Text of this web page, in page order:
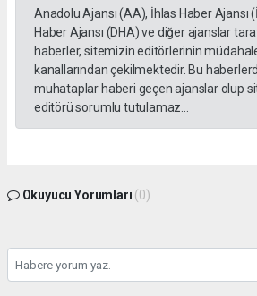
Anadolu Ajansı (AA), İhlas Haber Ajansı
Haber Ajansı (DHA) ve diğer ajanslar
haberler, sitemizin editörlerinin
kanallarından çekilmektedir. Bu
muhataplar haberi geçen ajanslar olup
editörü sorumlu tutulamaz...
Okuyucu Yorumları (0)